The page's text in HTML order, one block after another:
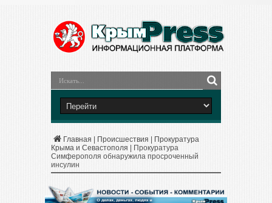
Главная Происшествия
Прокуратура
Крыма и Севастополя
Прокуратура
Симферополя обнаружила просроченный
инсулин